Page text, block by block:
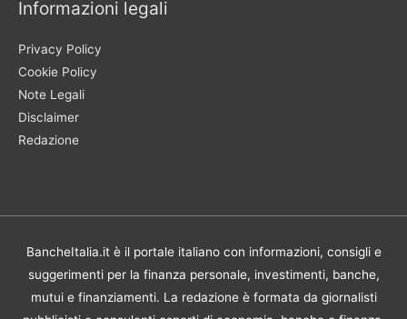
Informazioni legali
Privacy Policy
Cookie Policy
Note Legali
Disclaimer
Redazione
BancheItalia.it è il portale italiano con informazioni, consigli e
suggerimenti per la finanza personale, investimenti, banche,
mutui e finanziamenti. La redazione è formata da giornalisti